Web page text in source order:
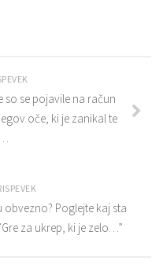
so se pojavile na račun
oče, ki je zanikal te
obvezno? Poglejte kaj sta
za ukrep, ki je zelo…”